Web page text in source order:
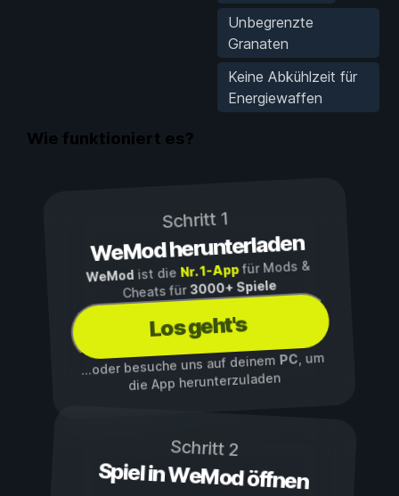
Unbegrenzte
Granaten
Keine Abkühlzeit für
Energiewaffen
Wie funktioniert es?
Schritt 1
WeMod herunterladen
WeMod ist die Nr. 1-Appfür Mods &
Cheats für3000+ Spiele
Los geht's
...oder besuche uns auf deinemPC, um
die App herunterzuladen
Schritt 2
Spiel in WeMod öffnen